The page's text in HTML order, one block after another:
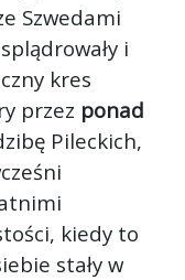
Szwedami
i
kres
przez ponad
Pileckich,
kiedy to
stały w